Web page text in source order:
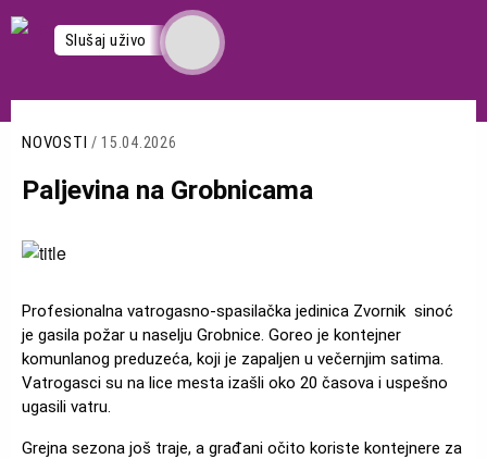
Skoči
na
Slušaj uživo
NOVOSTI / 15.04.2026
Paljevina na Grobnicama
Slika
Profesionalna vatrogasno-spasilačka jedinica Zvornik sinoć
je gasila požar u naselju Grobnice. Goreo je kontejner
komunlanog preduzeća, koji je zapaljen u večernjim satima.
Vatrogasci su na lice mesta izašli oko 20 časova i uspešno
ugasili vatru.
Grejna sezona još traje, a građani očito koriste kontejnere za